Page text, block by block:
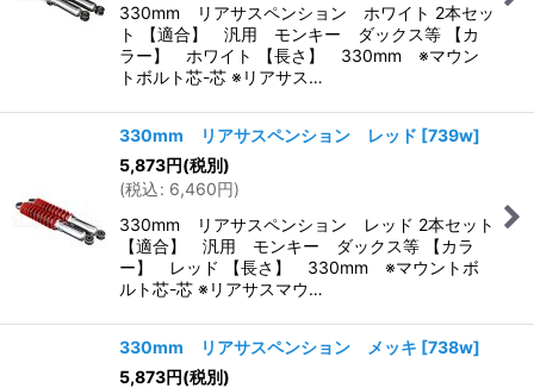
330mm リアサスペンション ホワイト 2本セッ
ト 【適合】 汎用 モンキー ダックス等 【カ
ラー】 ホワイト 【長さ】 330mm ※マウン
トボルト芯-芯 ※リアサス…
330mm リアサスペンション レッド [739w]
5,873円(税別)
(税込: 6,460円)
330mm リアサスペンション レッド 2本セット
【適合】 汎用 モンキー ダックス等 【カラ
ー】 レッド 【長さ】 330mm ※マウントボ
ルト芯-芯 ※リアサスマウ…
330mm リアサスペンション メッキ [738w]
5,873円(税別)